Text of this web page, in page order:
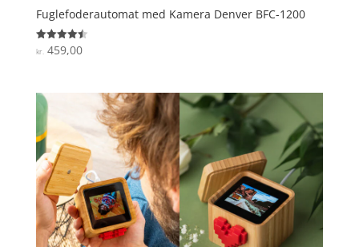
Fuglefoderautomat med Kamera Denver BFC-1200
Vurderet
4.5
kr.459,00